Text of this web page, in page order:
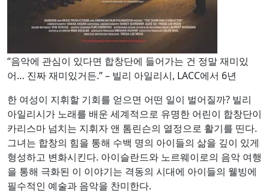
“음악에 관심이 있다면 합창단에 들어가는 건 정말 재미있
어… 진짜 재미있거든.” – 빌리 아일리시, LACC에서 6년
한 여성이 지휘할 기회를 얻으면 어떤 일이 벌어질까? 빌리
아일리시가 노래를 배운 세계적으로 유명한 어린이 합창단이
카리스마 넘치는 지휘자 앤 톰린슨의 열정으로 활기를 띤다.
그녀는 합창의 힘을 통해 수백 명의 아이들의 삶을 깊이 있게
형성하고 변화시킨다. 아이슬란드와 노르웨이로의 음악 여행
을 통해 극화된 이 이야기는 격동의 시대에 아이들의 웰빙에
필수적인 예술과 음악을 찬미한다.